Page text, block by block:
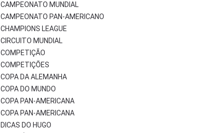
CAMPEONATO MUNDIAL
CAMPEONATO PAN-AMERICANO
CHAMPIONS LEAGUE
CIRCUITO MUNDIAL
COMPETIÇÃO
COMPETIÇÕES
COPA DA ALEMANHA
COPA DO MUNDO
COPA PAN-AMERICANA
COPA PAN-AMERICANA
DICAS DO HUGO